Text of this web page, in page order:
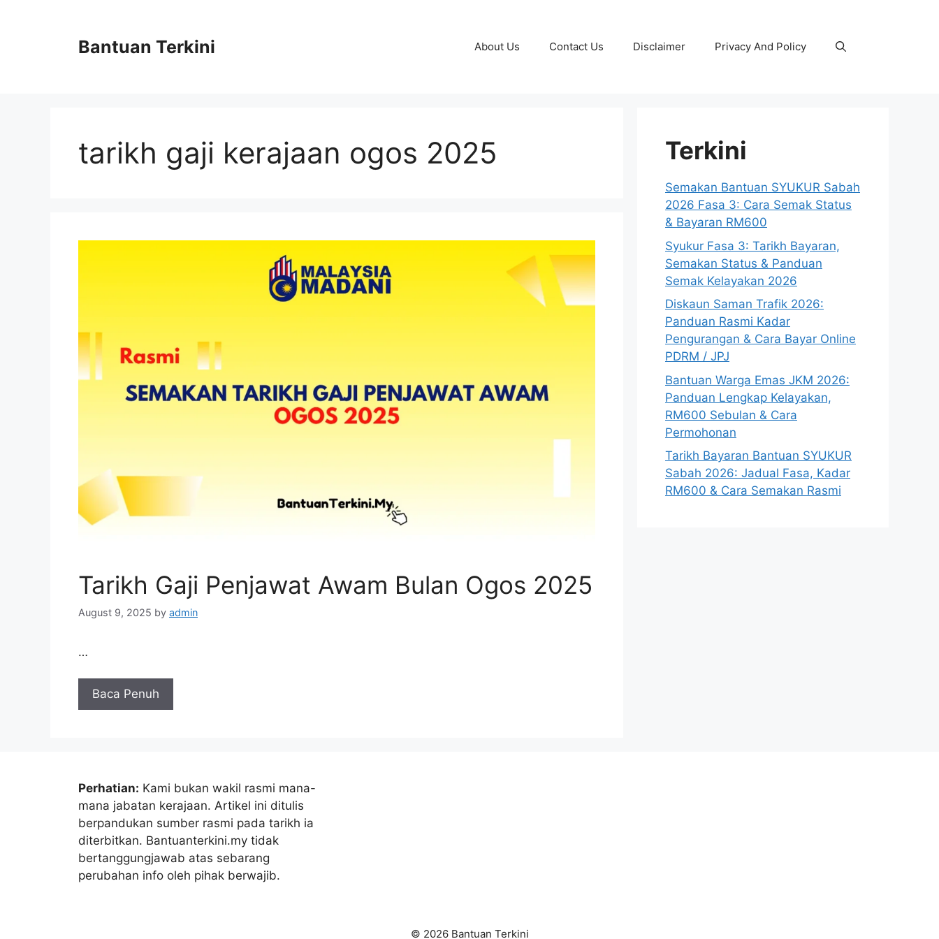
Bantuan Terkini About Us Contact Us Disclaimer Privacy And Policy
tarikh gaji kerajaan ogos 2025
Tarikh Gaji Penjawat Awam Bulan Ogos 2025
August 9, 2025 by admin
…
Baca Penuh
Terkini
Semakan Bantuan SYUKUR Sabah
2026 Fasa 3: Cara Semak Status
& Bayaran RM600
Syukur Fasa 3: Tarikh Bayaran,
Semakan Status & Panduan
Semak Kelayakan 2026
Diskaun Saman Trafik 2026:
Panduan Rasmi Kadar
Pengurangan & Cara Bayar Online
PDRM / JPJ
Bantuan Warga Emas JKM 2026:
Panduan Lengkap Kelayakan,
RM600 Sebulan & Cara
Permohonan
Tarikh Bayaran Bantuan SYUKUR
Sabah 2026: Jadual Fasa, Kadar
RM600 & Cara Semakan Rasmi
Perhatian: Kami bukan wakil rasmi mana-
mana jabatan kerajaan. Artikel ini ditulis
berpandukan sumber rasmi pada tarikh ia
diterbitkan. Bantuanterkini.my tidak
bertanggungjawab atas sebarang
perubahan info oleh pihak berwajib.
© 2026 Bantuan Terkini